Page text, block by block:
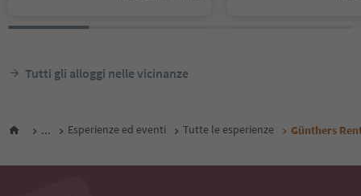
Tutti gli alloggi nelle vicinanze
... Esperienze ed eventi Tutte le esperienze Günthers